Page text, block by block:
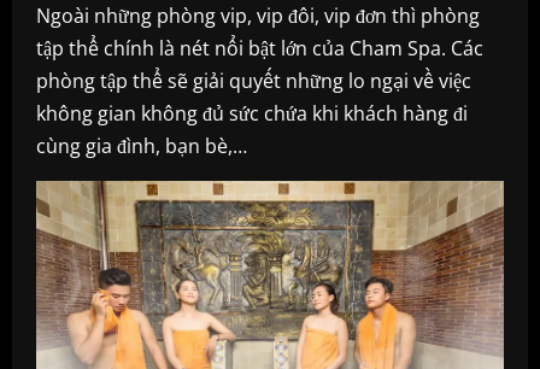
Ngoài những phòng vip, vip đôi, vip đơn thì phòng
tập thể chính là nét nổi bật lớn của Cham Spa. Các
phòng tập thể sẽ giải quyết những lo ngại về việc
không gian không đủ sức chứa khi khách hàng đi
cùng gia đình, bạn bè,…